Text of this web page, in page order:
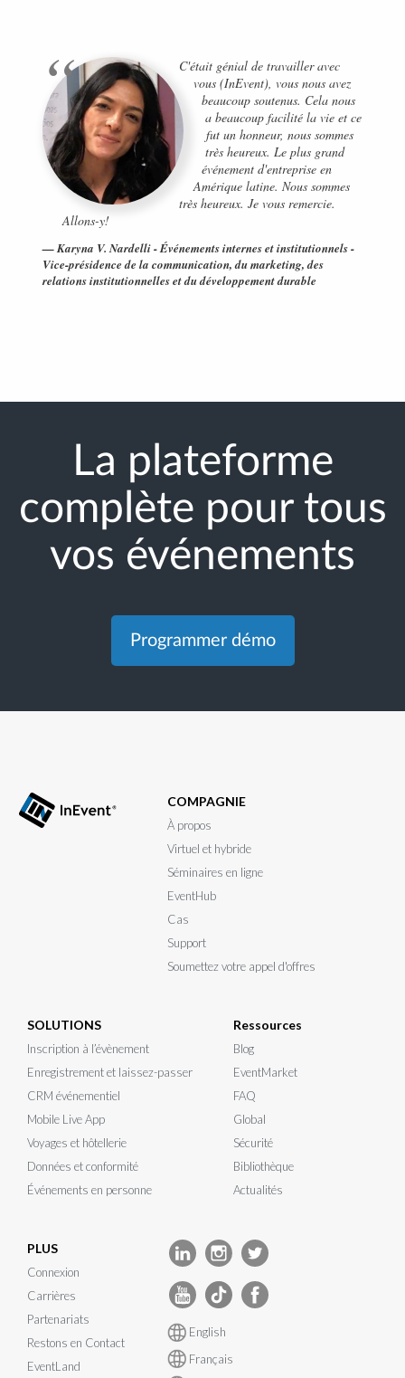
C'était génial de travailler avec
vous (InEvent), vous nous avez
beaucoup soutenus. Cela nous
a beaucoup facilité la vie et ce
fut un honneur, nous sommes
très heureux. Le plus grand
événement d'entreprise en
Amérique latine. Nous sommes
très heureux. Je vous remercie.
Allons-y!
Karyna V. Nardelli - Événements internes et institutionnels -
Vice-présidence de la communication, du marketing, des
relations institutionnelles et du développement durable
La plateforme
complète pour tous
vos événements
Programmer démo
COMPAGNIE
À propos
Virtuel et hybride
Séminaires en ligne
EventHub
Cas
Support
Soumettez votre appel d'offres
SOLUTIONS
Inscription à l’évènement
Enregistrement et laissez-passer
CRM événementiel
Mobile Live App
Voyages et hôtellerie
Données et conformité
Événements en personne
Ressources
Blog
EventMarket
FAQ
Global
Sécurité
Bibliothèque
Actualités
PLUS
Connexion
Carrières
Partenariats
Restons en Contact
EventLand
English
Français